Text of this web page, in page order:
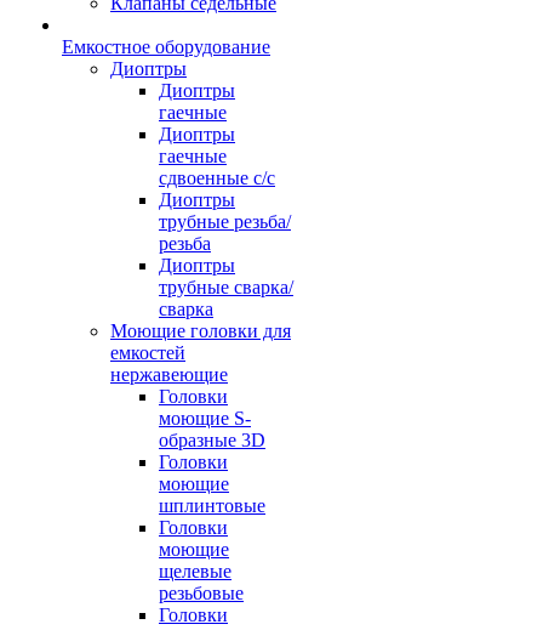
Емкостное оборудование
Диоптры
Диоптры
гаечные
Диоптры
гаечные
сдвоенные c/c
Диоптры
трубные резьба/
резьба
Диоптры
трубные сварка/
сварка
Моющие головки для
емкостей
нержавеющие
Головки
моющие S-
образные 3D
Головки
моющие
шплинтовые
Головки
моющие
щелевые
резьбовые
Головки